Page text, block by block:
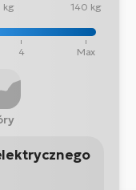
kg 140 kg
4 Max